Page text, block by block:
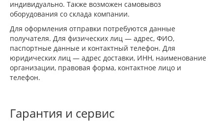
индивидуально. Также возможен самовывоз
оборудования со склада компании.
Для оформления отправки потребуются данные
получателя. Для физических лиц — адрес, ФИО,
паспортные данные и контактный телефон. Для
юридических лиц — адрес доставки, ИНН, наименование
организации, правовая форма, контактное лицо и
телефон.
Гарантия и сервис